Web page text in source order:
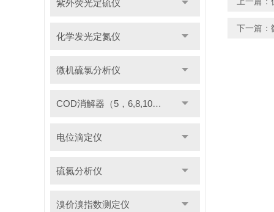
紫外荧光定硫仪
化学发光定氮仪
微机硫氯分析仪
COD消解器（5，6,8,10管）
电位滴定仪
硫氮分析仪
溴价溴指数测定仪
下一篇：